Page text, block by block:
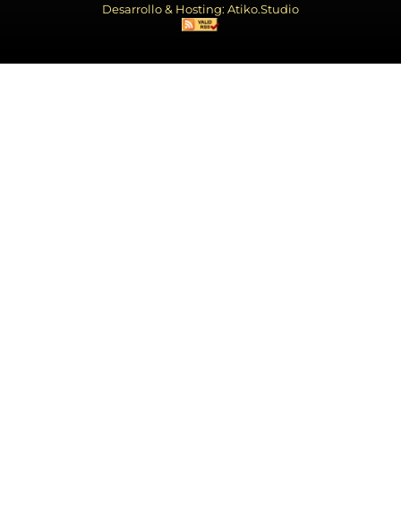
Desarrollo & Hosting: Atiko.Studio